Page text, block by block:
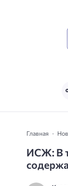
Главная
ИСЖ: В